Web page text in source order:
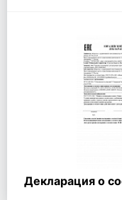
Декларация о